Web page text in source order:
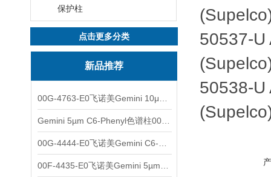
保护柱
点击更多分类
新品推荐
50537-U
50538-U